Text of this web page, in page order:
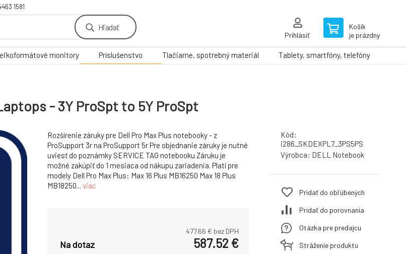
1581
Hľadať
Prihlásiť
Košík
je prázdny
monitory Príslušenstvo Tlačiarne, spotrebný materiál Tablety, smartfóny, telefóny
- 3Y ProSpt to 5Y ProSpt
Rozšírenie záruky pre Dell Pro Max Plus notebooky - z
ProSupport 3r na ProSupport 5r Pre objednanie záruky je nutné
uviesť do poznámky SERVICE TAG notebooku Záruku je
možné zakúpiť do 1 mesiaca od nákupu zariadenia. Platí pre
modely Dell Pro Max Plus: Max 16 Plus MB16250 Max 18 Plus
MB18250... viac
477.66 € bez DPH
Na dotaz 587.52 €
Kód:
i286_SKDEXPL7_3PS5PS
Výrobca: DELL Notebook
Pridať do obľúbených
Pridať do porovnania
Otázka pre predajcu
Stráženie produktu